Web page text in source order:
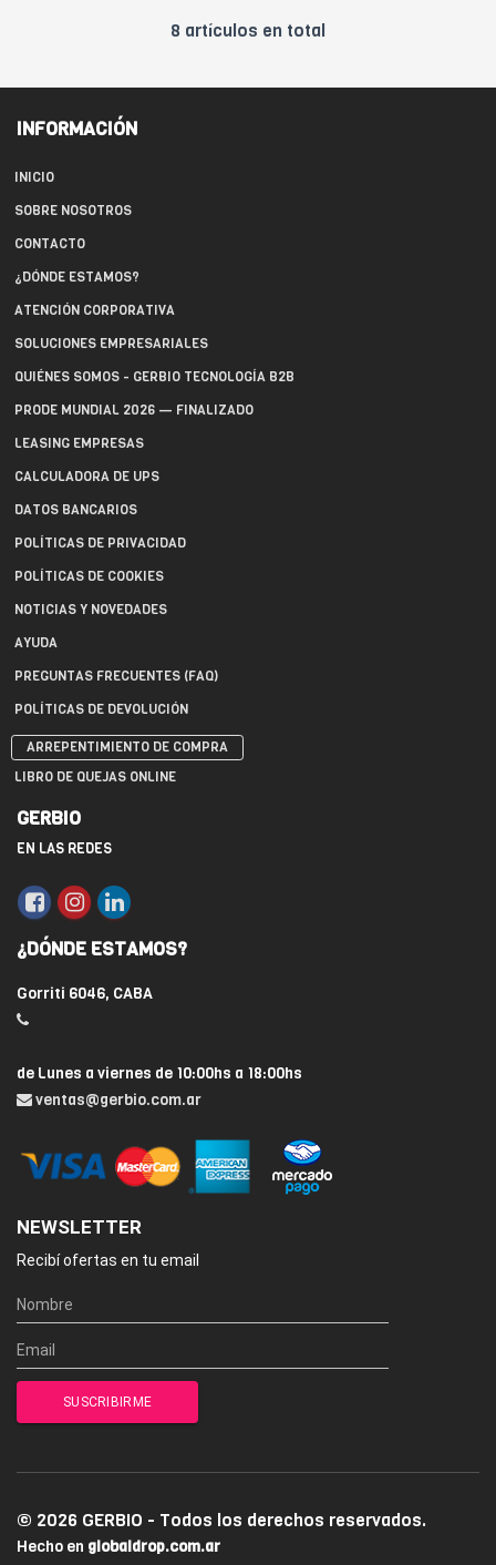
8 artículos en total
INFORMACIÓN
INICIO
SOBRE NOSOTROS
CONTACTO
¿DÓNDE ESTAMOS?
ATENCIÓN CORPORATIVA
SOLUCIONES EMPRESARIALES
QUIÉNES SOMOS - GERBIO TECNOLOGÍA B2B
PRODE MUNDIAL 2026 — FINALIZADO
LEASING EMPRESAS
CALCULADORA DE UPS
DATOS BANCARIOS
POLÍTICAS DE PRIVACIDAD
POLÍTICAS DE COOKIES
NOTICIAS Y NOVEDADES
AYUDA
PREGUNTAS FRECUENTES (FAQ)
POLÍTICAS DE DEVOLUCIÓN
ARREPENTIMIENTO DE COMPRA
LIBRO DE QUEJAS ONLINE
GERBIO
EN LAS REDES
¿DÓNDE ESTAMOS?
Gorriti 6046, CABA
de Lunes a viernes de 10:00hs a 18:00hs
ventas@gerbio.com.ar
NEWSLETTER
Recibí ofertas en tu email
© 2026 GERBIO - Todos los derechos reservados.
Hecho en globaldrop.com.ar